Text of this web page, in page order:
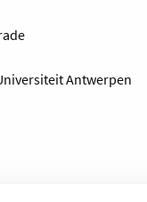
Antwerpen